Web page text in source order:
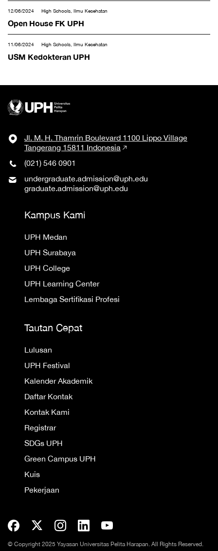
12/06/2024 High Schools, Ilmu Kesehatan
Open House FK UPH
11/06/2024 High Schools, Ilmu Kesehatan
USM Kedokteran UPH
Jl. M. H. Thamrin Boulevard 1100 Lippo Village
Tangerang 15811 Indonesia
(021) 546 0901
undergraduate.admission@uph.edu
graduate.admission@uph.edu
Kampus Kami
UPH Medan
UPH Surabaya
UPH College
UPH Learning Center
Lembaga Sertifikasi Profesi
Tautan Cepat
Lulusan
UPH Festival
Kalender Akademik
Daftar Kontak
Kontak Kami
Registrar
SDGs UPH
Green Campus UPH
Kuis
Pekerjaan
© Copyright 2025 Yayasan Universitas Pelita Harapan. All Rights Reserved.